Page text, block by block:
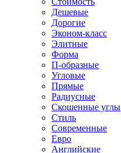
Дешевые
Дорогие
Эконом-класс
Элитные
Форма
П-образные
Угловые
Прямые
Радиусные
Скошенные углы
Стиль
Современные
Евро
Английские